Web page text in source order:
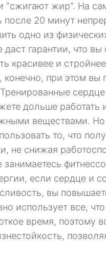
жир". На
20 минут
одно из
даст гарантии, что
красивее и
при этом
дольше
веществами.
то, что
не снижая
если сердце и
вы
использует все,
время, поэтому